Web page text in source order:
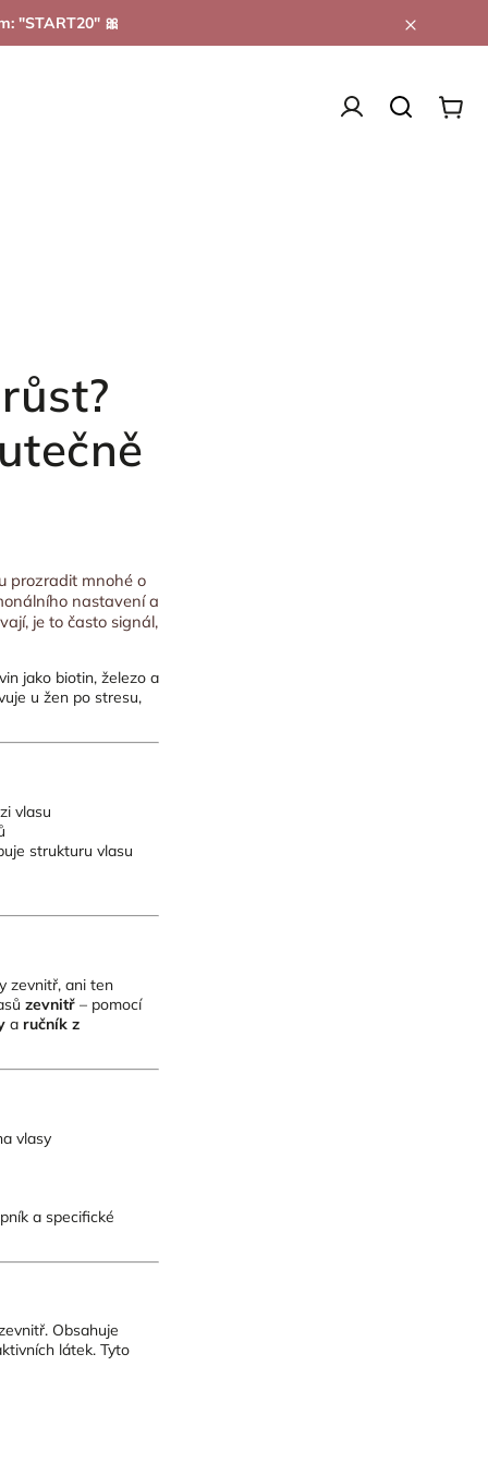
"START20" 🎀
prozradit mnohé o
nastavení a
je to často signál,
jako biotin, železo a
u žen po stresu,
vlasu
strukturu vlasu
zevnitř, ani ten
zevnitř – pomocí
a ručník z
vlasy
a specifické
Obsahuje
látek. Tyto